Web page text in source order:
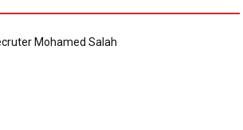
Mohamed Salah